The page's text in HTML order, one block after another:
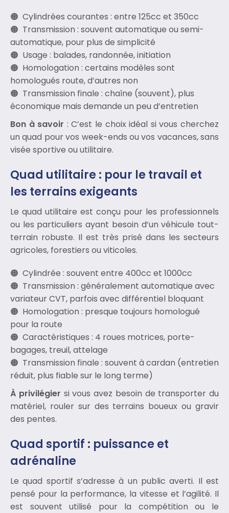
Cylindrées courantes : entre 125cc et 350cc
Transmission : souvent automatique ou semi-
automatique, pour plus de simplicité
Usage : balades, randonnée, initiation
Homologation : certains modèles sont
homologués route, d’autres non
Transmission finale : chaîne (souvent), plus
économique mais demande un peu d’entretien
Bon à savoir : C’est le choix idéal si vous cherchez
un quad pour vos week-ends ou vos vacances, sans
visée sportive ou utilitaire.
Quad utilitaire : pour le travail et
les terrains exigeants
Le quad utilitaire est conçu pour les professionnels
ou les particuliers ayant besoin d’un véhicule tout-
terrain robuste. Il est très prisé dans les secteurs
agricoles, forestiers ou viticoles.
Cylindrée : souvent entre 400cc et 1000cc
Transmission : généralement automatique avec
variateur CVT, parfois avec différentiel bloquant
Homologation : presque toujours homologué
pour la route
Caractéristiques : 4 roues motrices, porte-
bagages, treuil, attelage
Transmission finale : souvent à cardan (entretien
réduit, plus fiable sur le long terme)
À privilégier si vous avez besoin de transporter du
matériel, rouler sur des terrains boueux ou gravir
des pentes.
Quad sportif : puissance et
adrénaline
Le quad sportif s’adresse à un public averti. Il est
pensé pour la performance, la vitesse et l’agilité. Il
est souvent utilisé pour la compétition ou le